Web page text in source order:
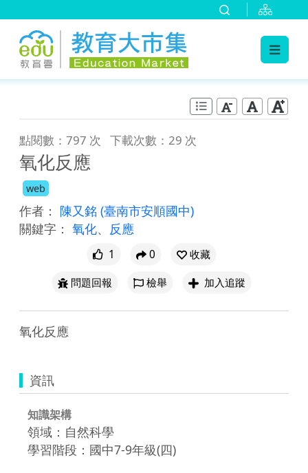
點閱數：797 次 下載次數：29 次
氧化反應
web
作者： 陳又銘 (臺南市安順國中)
關鍵字： 氧化、 反應
1 0
收藏
問題回報
檢舉 加入追蹤
氧化反應
資訊
知識架構
領域：自然科學
學習階段：國中7-9年級(四)